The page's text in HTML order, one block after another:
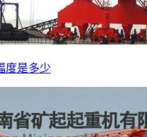
度是多少